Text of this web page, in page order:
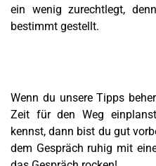
ein wenig zurechtlegt,
bestimmt gestellt.
Wenn du unsere Tipps
Zeit für den Weg
kennst, dann bist du gut
dem Gespräch ruhig mit